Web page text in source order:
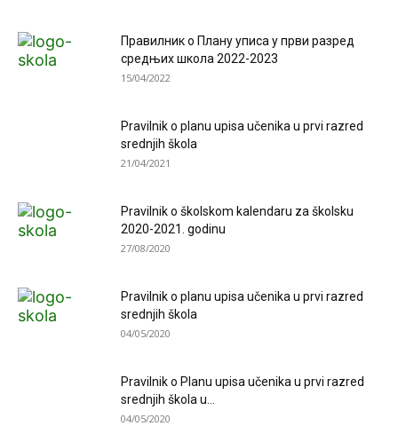
Правилник о Плану уписа у први разред
средњих школа 2022-2023
15/04/2022
Pravilnik o planu upisa učenika u prvi razred
srednjih škola
21/04/2021
Pravilnik o školskom kalendaru za školsku
2020-2021. godinu
27/08/2020
Pravilnik o planu upisa učenika u prvi razred
srednjih škola
04/05/2020
Pravilnik o Planu upisa učenika u prvi razred
srednjih škola u...
04/05/2020